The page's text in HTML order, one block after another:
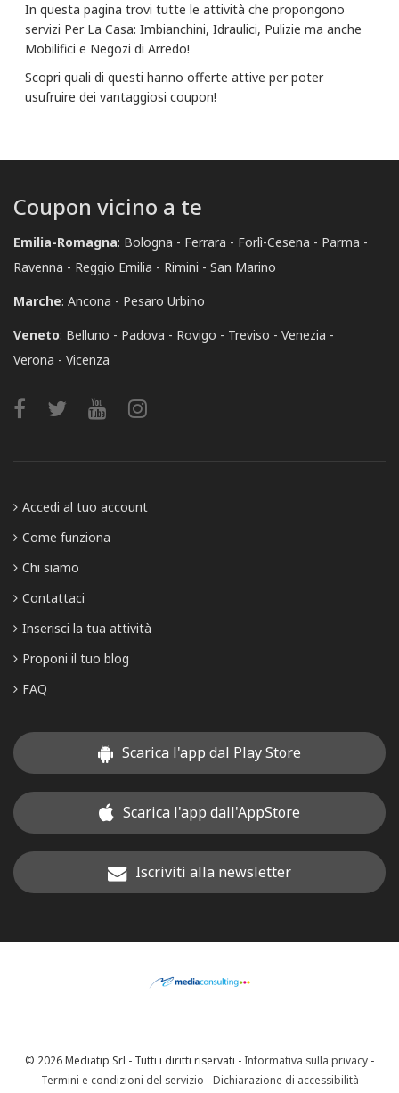
In questa pagina trovi tutte le attività che propongono
servizi Per La Casa: Imbianchini, Idraulici, Pulizie ma anche
Mobilifici e Negozi di Arredo!
Scopri quali di questi hanno offerte attive per poter
usufruire dei vantaggiosi coupon!
Coupon vicino a te
Emilia-Romagna: Bologna Ferrara Forlì-Cesena
Parma
Ravenna
Reggio Emilia Rimini
San Marino
Marche: Ancona
Pesaro Urbino
Veneto: Belluno Padova Rovigo Treviso
Venezia
Verona
Vicenza
Accedi al tuo account
Come funziona
Chi siamo
Contattaci
Inserisci la tua attività
Proponi il tuo blog
FAQ
Scarica l'app dal Play Store
Scarica l'app dall'AppStore
Iscriviti alla newsletter
© 2026 Mediatip Srl - Tutti i diritti riservati - Informativa sulla privacy -
Termini e condizioni del servizio -Dichiarazione di accessibilità